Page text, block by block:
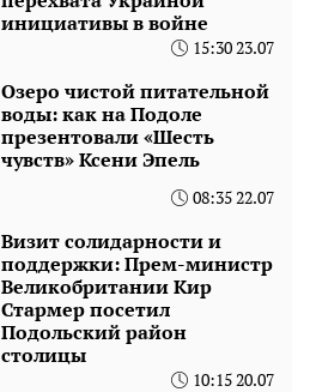
инициативы в войне
15:30 23.07
Озеро чистой питательной
воды: как на Подоле
презентовали «Шесть
чувств» Ксени Эпель
08:35 22.07
Визит солидарности и
поддержки: Прем-министр
Великобритании Кир
Стармер посетил
Подольский район
столицы
10:15 20.07